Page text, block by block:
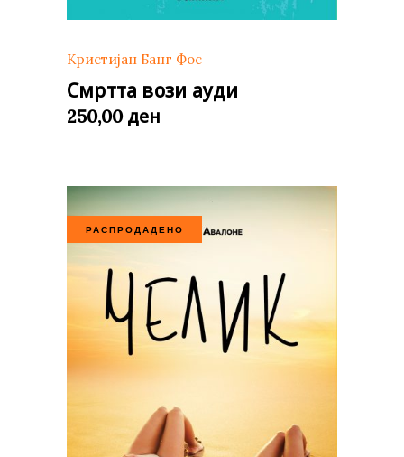
Кристијан Банг Фос
Смртта вози ауди
250,00 ден
РАСПРОДАДЕНО